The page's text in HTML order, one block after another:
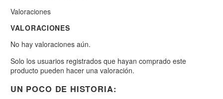
Valoraciones
VALORACIONES
No hay valoraciones aún.
Solo los usuarios registrados que hayan comprado este
producto pueden hacer una valoración.
UN POCO DE HISTORIA: